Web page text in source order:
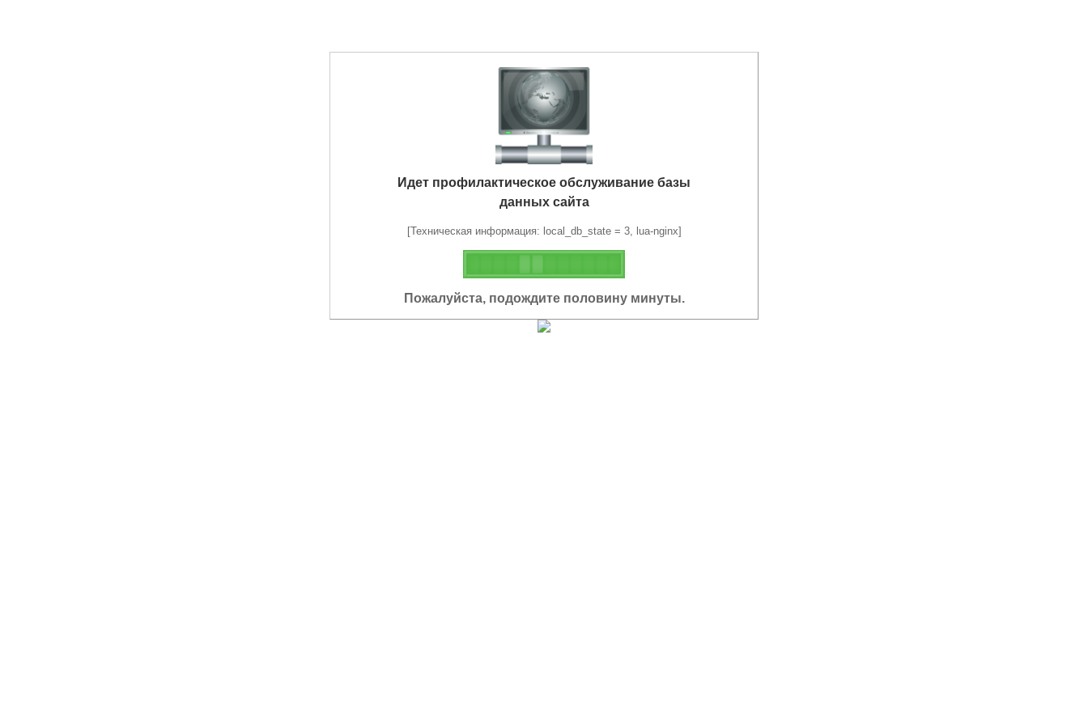
Идет профилактическое обслуживание базы
данных сайта
[Техническая информация: local_db_state = 3, lua-nginx]
Пожалуйста, подождите половину минуты.